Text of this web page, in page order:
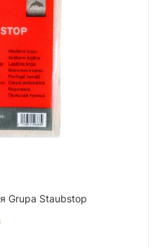
Grupa Staubstop